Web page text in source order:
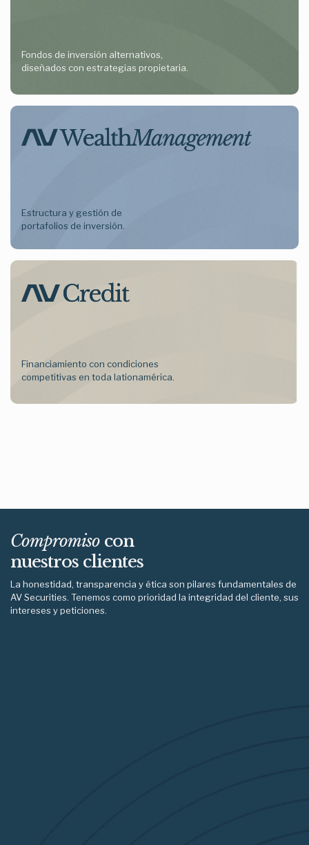
Fondos de inversión alternativos,
diseñados con estrategias propietaria.
Estructura y gestión de
portafolios de inversión.
Financiamiento con condiciones
competitivas en toda lationamérica.
Compromiso con
nuestros clientes
La honestidad, transparencia y ética son pilares fundamentales de
AV Securities. Tenemos como prioridad la integridad del cliente, sus
intereses y peticiones.